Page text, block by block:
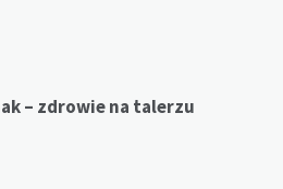
– zdrowie na talerzu